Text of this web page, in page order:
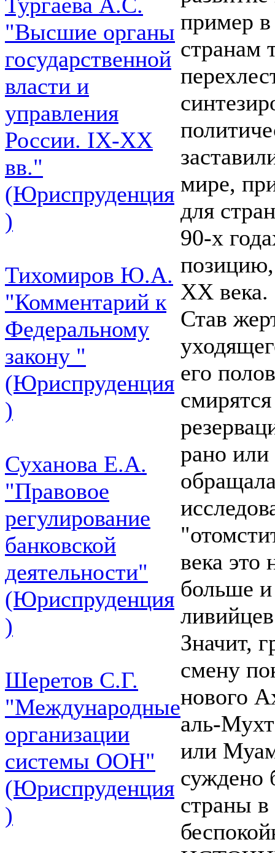
"Высшие органы
государственной
власти и
управления
России. IХ-ХХ
вв."
(Юриспруденция
)
Тихомиров Ю.А.
"Комментарий к
Федеральному
закону "
(Юриспруденция
)
Суханова Е.А.
"Правовое
регулирование
банковской
деятельности"
(Юриспруденция
)
Шеретов С.Г.
"Международные
организации
системы ООН"
(Юриспруденция
)
пример
странам
мире,
для
90-х
позицию,
XX века.
Став
его
рано или
века это
больше и
Значит,
смену
нового
аль-
или
суждено
страны в